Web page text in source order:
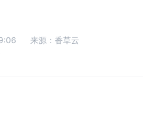
来源： 香草云